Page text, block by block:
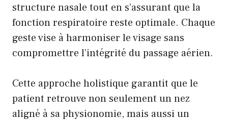
structure nasale tout en s’assurant que la
fonction respiratoire reste optimale. Chaque
geste vise à harmoniser le visage sans
compromettre l’intégrité du passage aérien.
Cette approche holistique garantit que le
patient retrouve non seulement un nez
aligné à sa physionomie, mais aussi un